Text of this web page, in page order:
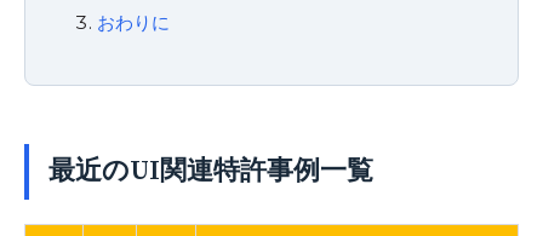
おわりに
最近のUI関連特許事例一覧